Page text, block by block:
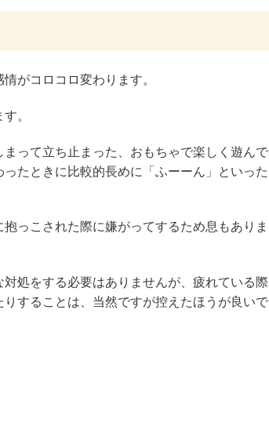
がコロコロ変わります。
。
って立ち止まった、おもちゃで楽しく遊んで
たときに比較的長めに「ふーーん」といった
っこされた際に嫌がってするため息もありま
処をする必要はありませんが、疲れている際
することは、当然ですが控えたほうが良いで